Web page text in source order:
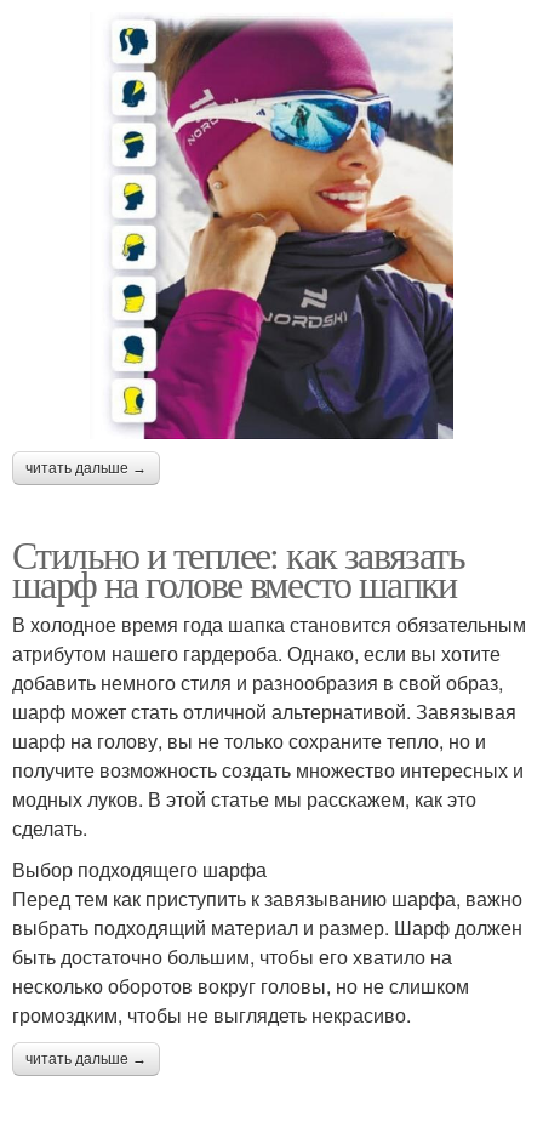
читать дальше →
Стильно и теплее: как завязать
шарф на голове вместо шапки
В холодное время года шапка становится обязательным
атрибутом нашего гардероба. Однако, если вы хотите
добавить немного стиля и разнообразия в свой образ,
шарф может стать отличной альтернативой. Завязывая
шарф на голову, вы не только сохраните тепло, но и
получите возможность создать множество интересных и
модных луков. В этой статье мы расскажем, как это
сделать.
Выбор подходящего шарфа
Перед тем как приступить к завязыванию шарфа, важно
выбрать подходящий материал и размер. Шарф должен
быть достаточно большим, чтобы его хватило на
несколько оборотов вокруг головы, но не слишком
громоздким, чтобы не выглядеть некрасиво.
читать дальше →